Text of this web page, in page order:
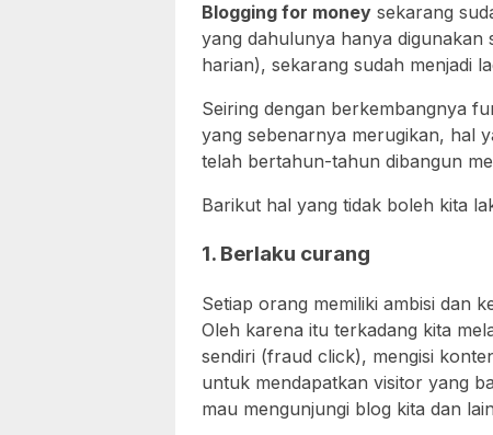
Blogging for money sekarang
yang dahulunya hanya digunakan
harian), sekarang sudah menjadi
Seiring dengan berkembangnya
yang sebenarnya merugikan, hal
telah bertahun-tahun dibangun
Barikut hal yang tidak boleh kita
1. Berlaku curang
Setiap orang memiliki ambisi dan
Oleh karena itu terkadang kita
sendiri (fraud click), mengisi
untuk mendapatkan visitor yang
mau mengunjungi blog kita dan